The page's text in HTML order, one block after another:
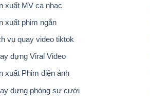
xuất MV ca nhạc
xuất phim ngắn
vụ quay video tiktok
dựng Viral Video
xuất Phim điện ảnh
dựng phóng sự cưới